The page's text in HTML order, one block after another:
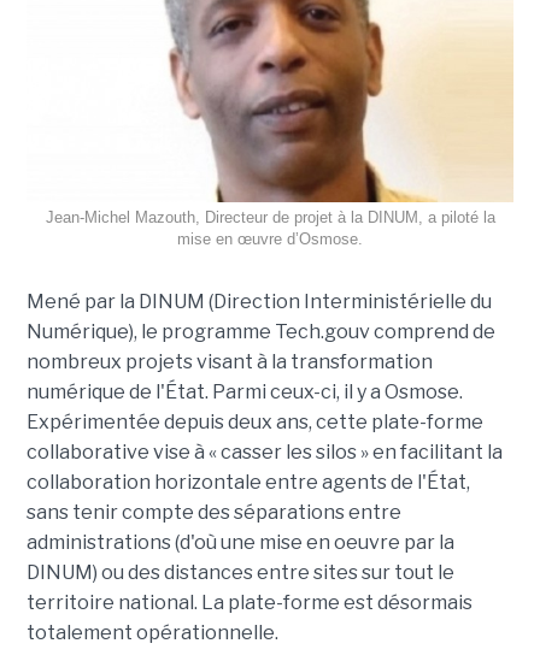
Jean-Michel Mazouth, Directeur de projet à la DINUM, a piloté la
mise en œuvre d’Osmose.
Mené par la DINUM (Direction Interministérielle du
Numérique), le programme Tech.gouv comprend de
nombreux projets visant à la transformation
numérique de l'État. Parmi ceux-ci, il y a Osmose.
Expérimentée depuis deux ans, cette plate-forme
collaborative vise à « casser les silos » en facilitant la
collaboration horizontale entre agents de l'État,
sans tenir compte des séparations entre
administrations (d'où une mise en oeuvre par la
DINUM) ou des distances entre sites sur tout le
territoire national. La plate-forme est désormais
totalement opérationnelle.